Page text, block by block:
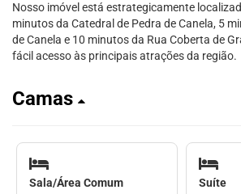
Nosso imóvel está estrategicamente
minutos da Catedral de Pedra de Canela, 5
de Canela e 10 minutos da Rua Coberta de
fácil acesso às principais atrações da região.
Camas
Sala/Área Comum Suíte